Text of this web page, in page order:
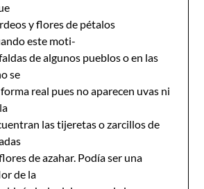
y flores de pétalos
este moti-
de algunos pueblos o en las
se
real pues no aparecen uvas ni
las tijeretas o zarcillos de
de azahar. Podía ser una
de la